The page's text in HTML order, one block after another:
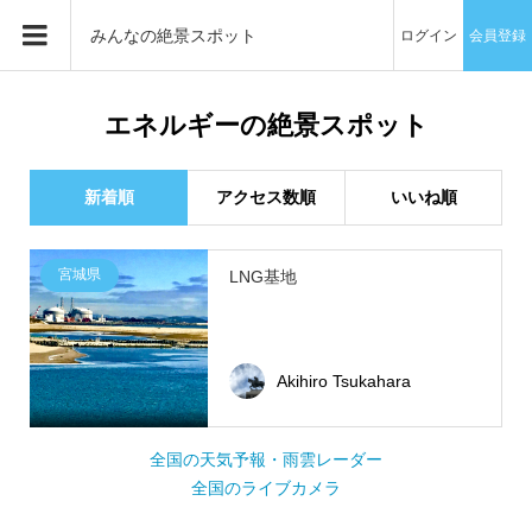
みんなの絶景スポット ログイン 会員登録
エネルギーの絶景スポット
新着順 アクセス数順 いいね順
宮城県 LNG基地
Akihiro Tsukahara
全国の天気予報・雨雲レーダー
全国のライブカメラ